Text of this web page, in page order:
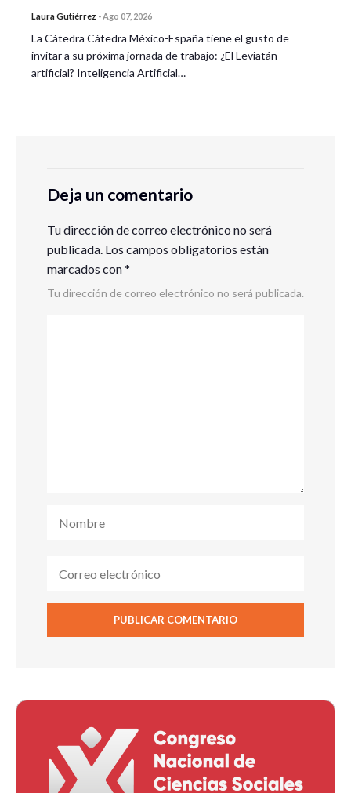
Laura Gutiérrez -Ago 07, 2026
La Cátedra Cátedra México-España tiene el gusto de
invitar a su próxima jornada de trabajo: ¿El Leviatán
artificial? Inteligencia Artificial…
Deja un comentario
Tu dirección de correo electrónico no será
publicada. Los campos obligatorios están
marcados con*
Tu dirección de correo electrónico no será publicada.